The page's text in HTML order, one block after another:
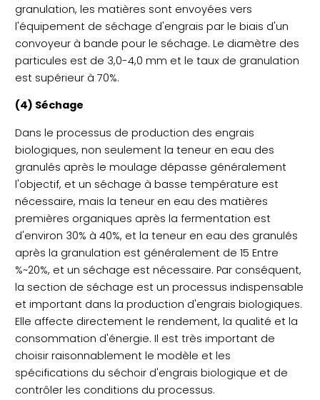
granulation, les matières sont envoyées vers
l'équipement de séchage d'engrais par le biais d'un
convoyeur à bande pour le séchage. Le diamètre des
particules est de 3,0-4,0 mm et le taux de granulation
est supérieur à 70%.
(4) Séchage
Dans le processus de production des engrais
biologiques, non seulement la teneur en eau des
granulés après le moulage dépasse généralement
l'objectif, et un séchage à basse température est
nécessaire, mais la teneur en eau des matières
premières organiques après la fermentation est
d'environ 30% à 40%, et la teneur en eau des granulés
après la granulation est généralement de 15 Entre
%~20%, et un séchage est nécessaire. Par conséquent,
la section de séchage est un processus indispensable
et important dans la production d'engrais biologiques.
Elle affecte directement le rendement, la qualité et la
consommation d'énergie. Il est très important de
choisir raisonnablement le modèle et les
spécifications du séchoir d'engrais biologique et de
contrôler les conditions du processus.